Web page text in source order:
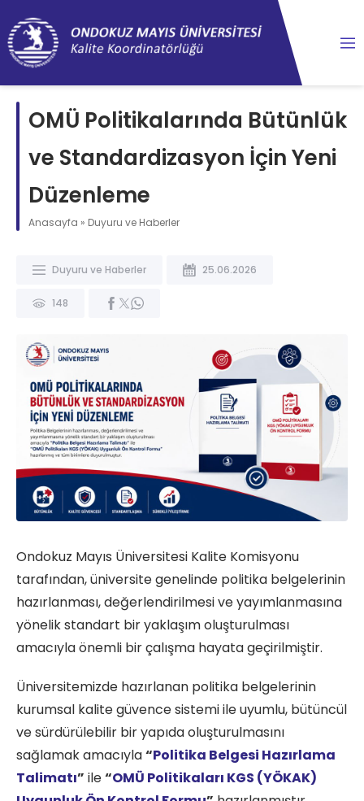
OMÜ Politikalarında Bütünlük
ve Standardizasyon İçin Yeni
Düzenleme
Anasayfa » Duyuru ve Haberler
Duyuru ve Haberler 25.06.2026
148
Ondokuz Mayıs Üniversitesi Kalite Komisyonu
tarafından, üniversite genelinde politika belgelerinin
hazırlanması, değerlendirilmesi ve yayımlanmasına
yönelik standart bir yaklaşım oluşturulması
amacıyla önemli bir çalışma hayata geçirilmiştir.
Üniversitemizde hazırlanan politika belgelerinin
kurumsal kalite güvence sistemi ile uyumlu, bütüncül
ve sürdürülebilir bir yapıda oluşturulmasını
sağlamak amacıyla“Politika Belgesi Hazırlama
Talimatı” ile“OMÜ Politikaları KGS (YÖKAK)